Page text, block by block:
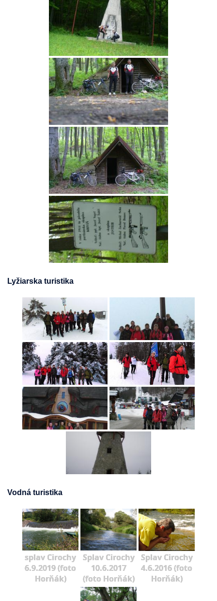
Lyžiarska turistika
Vodná turistika
splav Cirochy
6.9.2019 (foto
Horňák)
Splav Cirochy
10.6.2017
(foto Horňák)
Splav Cirochy
4.6.2016 (foto
Horňák)